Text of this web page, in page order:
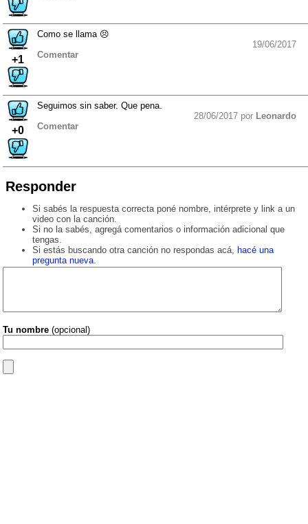
+1
Como se llama 😣
19/06/2017
Comentar
+0
Seguimos sin saber. Que pena.
28/06/2017 por Leonardo
Comentar
Responder
Si sabés la respuesta correcta poné nombre, intérprete y link a un
video con la canción.
Si no la sabés, agregá comentarios o información adicional que
tengas.
Si estás buscando otra canción no respondas acá, hacé una
pregunta nueva.
Tu nombre (opcional)